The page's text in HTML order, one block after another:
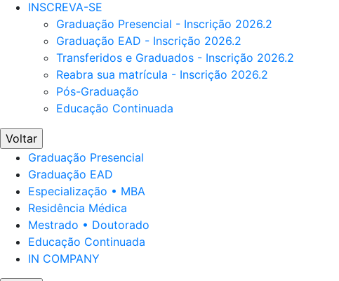
INSCREVA-SE
Graduação Presencial - Inscrição 2026.2
Graduação EAD - Inscrição 2026.2
Transferidos e Graduados - Inscrição 2026.2
Reabra sua matrícula - Inscrição 2026.2
Pós-Graduação
Educação Continuada
Voltar
Graduação Presencial
Graduação EAD
Especialização • MBA
Residência Médica
Mestrado • Doutorado
Educação Continuada
IN COMPANY